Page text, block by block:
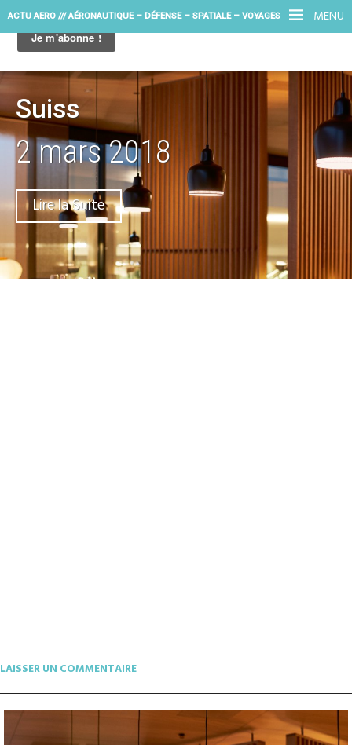
MENU
ACTU AERO /// AÉRONAUTIQUE – DÉFENSE – SPATIALE – VOYAGES
Suiss
2 mars 2018
Lire la Suite
LAISSER UN COMMENTAIRE